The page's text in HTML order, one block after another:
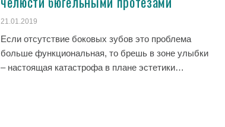
21.01.2019
Если отсутствие боковых зубов это проблема
больше функциональная, то брешь в зоне улыбки
– настоящая катастрофа в плане эстетики…